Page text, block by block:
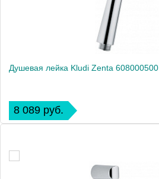
Душевая лейка Kludi Zenta 608000500
8 089 руб.